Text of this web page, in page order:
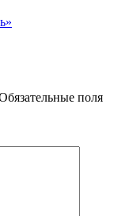
поля